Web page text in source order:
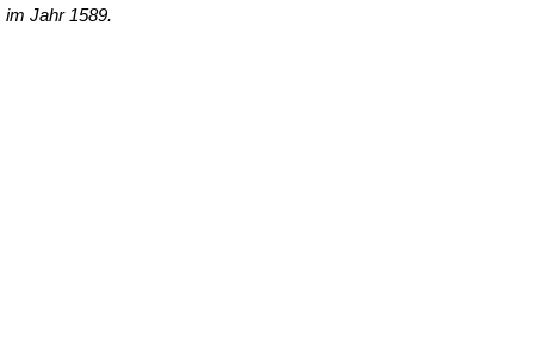
im Jahr 1589.